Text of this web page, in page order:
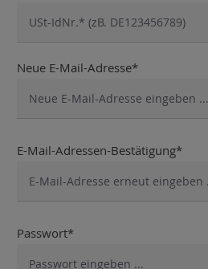
Neue E-Mail-Adresse*
E-Mail-Adressen-Bestätigung*
Passwort*